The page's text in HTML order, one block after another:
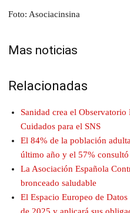
Foto: Asociacinsina
Mas noticias
Relacionadas
Sanidad crea el
Cuidados para el SNS
El 84% de la población
último año y el 57%
La Asociación Española
bronceado saludable
El Espacio Europeo de